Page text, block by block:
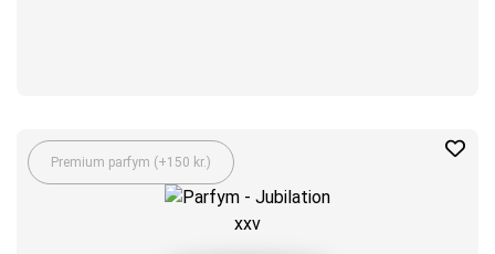
Premium parfym (+150 kr.)